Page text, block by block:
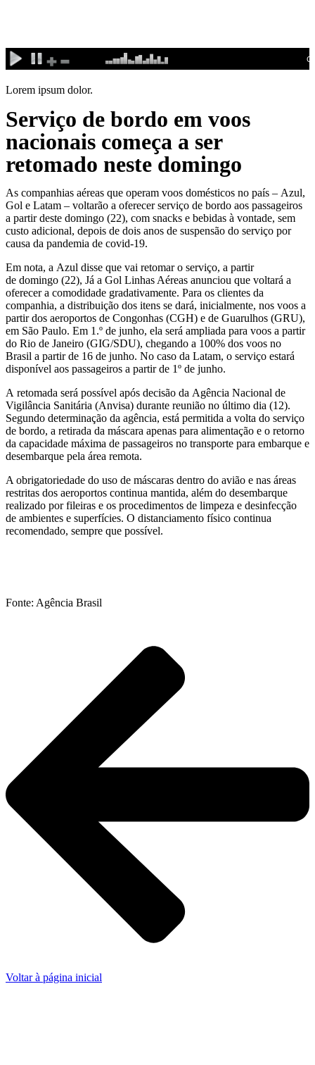
conteúdo
Lorem ipsum dolor.
Serviço de bordo em voos
nacionais começa a ser
retomado neste domingo
As companhias aéreas que operam voos domésticos no país – Azul,
Gol e Latam – voltarão a oferecer serviço de bordo aos passageiros
a partir deste domingo (22), com snacks e bebidas à vontade, sem
custo adicional, depois de dois anos de suspensão do serviço por
causa da pandemia de covid-19.
Em nota, a Azul disse que vai retomar o serviço, a partir
de domingo (22), Já a Gol Linhas Aéreas anunciou que voltará a
oferecer a comodidade gradativamente. Para os clientes da
companhia, a distribuição dos itens se dará, inicialmente, nos voos a
partir dos aeroportos de Congonhas (CGH) e de Guarulhos (GRU),
em São Paulo. Em 1.º de junho, ela será ampliada para voos a partir
do Rio de Janeiro (GIG/SDU), chegando a 100% dos voos no
Brasil a partir de 16 de junho. No caso da Latam, o serviço estará
disponível aos passageiros a partir de 1º de junho.
A retomada será possível após decisão da Agência Nacional de
Vigilância Sanitária (Anvisa) durante reunião no último dia (12).
Segundo determinação da agência, está permitida a volta do serviço
de bordo, a retirada da máscara apenas para alimentação e o retorno
da capacidade máxima de passageiros no transporte para embarque e
desembarque pela área remota.
A obrigatoriedade do uso de máscaras dentro do avião e nas áreas
restritas dos aeroportos continua mantida, além do desembarque
realizado por fileiras e os procedimentos de limpeza e desinfecção
de ambientes e superfícies. O distanciamento físico continua
recomendado, sempre que possível.
Fonte: Agência Brasil
Voltar à página inicial